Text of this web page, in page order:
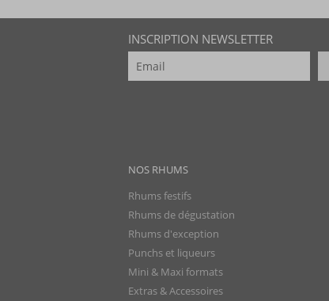
INSCRIPTION NEWSLETTER
NOS RHUMS
Rhums festifs
Rhums de dégustation
Rhums d'exception
Punchs et liqueurs
Mini & Maxi formats
Extras & Accessoires